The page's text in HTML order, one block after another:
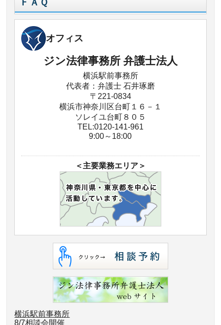
ＦＡＱ
オフィス
ジン法律事務所 弁護士法人
横浜駅前事務所
代表者：弁護士 石井琢磨
〒221-0834
横浜市神奈川区台町１６－１
ソレイユ台町８０５
TEL:0120-141-961
9:00～18:00
＜主要業務エリア＞
横浜駅前事務所
8/7相談会開催